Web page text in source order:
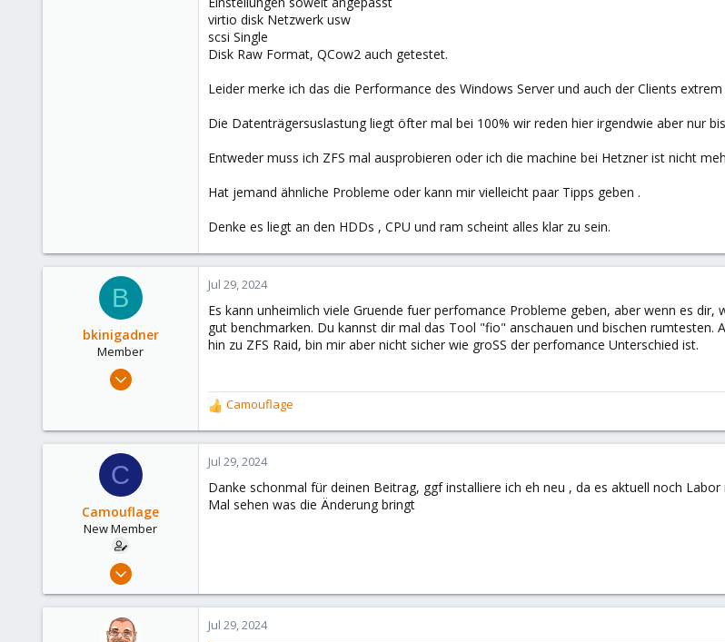
virtio disk Netzwerk usw
scsi Single
Disk Raw Format, QCow2 auch getestet.
Leider merke ich das die Performance des Windows Server und auch der Clients
Die Datenträgersuslastung liegt öfter mal bei 100% wir reden hier irgendwie aber nur
Entweder muss ich ZFS mal ausprobieren oder ich die machine bei Hetzner ist nicht
Hat jemand ähnliche Probleme oder kann mir vielleicht paar Tipps geben .
Denke es liegt an den HDDs , CPU und ram scheint alles klar zu sein.
B
bkinigadner
Member
8
Jul 29, 2024
Es kann unheimlich viele Gruende fuer perfomance Probleme geben, aber wenn es
gut benchmarken. Du kannst dir mal das Tool "fio" anschauen und bischen
hin zu ZFS Raid, bin mir aber nicht sicher wie groSS der perfomance Unterschied ist.
R
e
a
c
i
o
Camouflage
C
Camouflage
New Member
Jul 29, 2024
0
Jul 29, 2024
Danke schonmal für deinen Beitrag, ggf installiere ich eh neu , da es aktuell noch
Mal sehen was die Änderung bringt
Jul 29, 2024